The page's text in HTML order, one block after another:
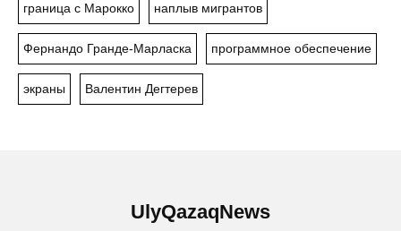
граница с Марокко наплыв мигрантов
Фернандо Гранде-Марласка программное обеспечение
экраны Валентин Дегтерев
UlyQazaqNews